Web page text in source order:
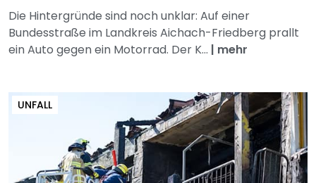
Die Hintergründe sind noch unklar: Auf einer
Bundesstraße im Landkreis Aichach-Friedberg prallt
ein Auto gegen ein Motorrad. Der K... | mehr
UNFALL